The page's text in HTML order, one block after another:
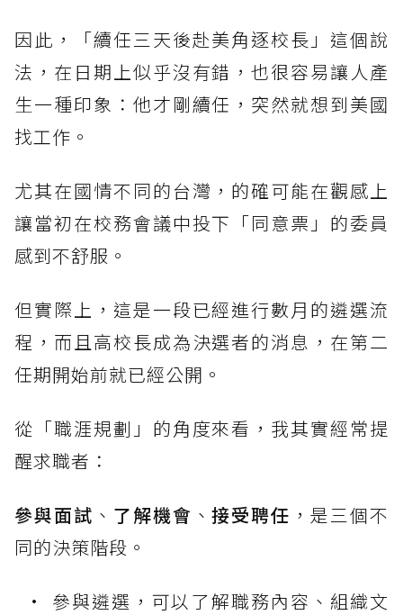
因此，「續任三天後赴美角逐校長」這個說
法，在日期上似乎沒有錯，也很容易讓人產
生一種印象：他才剛續任，突然就想到美國
找工作。
尤其在國情不同的台灣，的確可能在觀感上
讓當初在校務會議中投下「同意票」的委員
感到不舒服。
但實際上，這是一段已經進行數月的遴選流
程，而且高校長成為決選者的消息，在第二
任期開始前就已經公開。
從「職涯規劃」的角度來看，我其實經常提
醒求職者：
參與面試 、 了解機會 、接受聘任 ，是三個不
同的決策階段。
參與遴選，可以了解職務內容、組織文